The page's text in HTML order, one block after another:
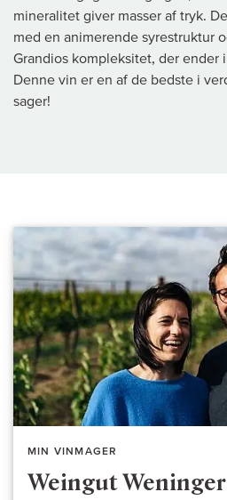
mineralitet giver masser af tryk.
med en animerende syrestruktur
Grandios kompleksitet, der ender
Denne vin er en af de bedste i
sager!
MIN VINMAGER
Weingut Weninger